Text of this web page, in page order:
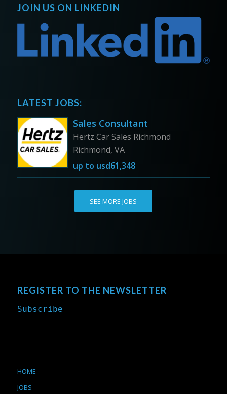
JOIN US ON LINKEDIN
LATEST JOBS:
Sales Consultant
Hertz Car Sales Richmond
Richmond, VA
up to usd61,348
SEE MORE JOBS
REGISTER TO THE NEWSLETTER
Subscribe
HOME
JOBS